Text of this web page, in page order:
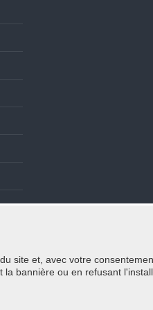
Credits:E-COMIT
site et, avec votre
bannière ou en refusant